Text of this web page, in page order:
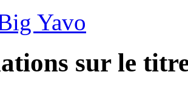
Yavo
sur le